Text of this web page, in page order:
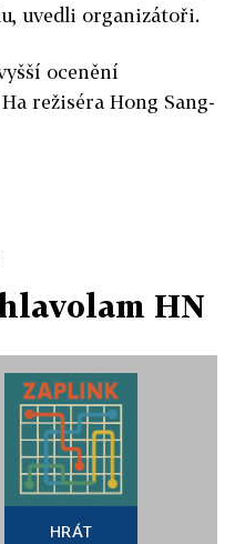
uvedli organizátoři.
ocenění
režiséra Hong Sang-
HN
HRÁT